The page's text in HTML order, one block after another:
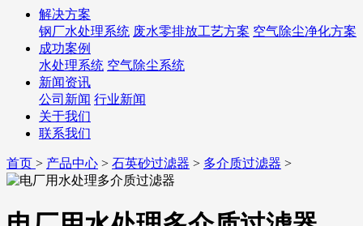
解决方案
钢厂水处理系统 废水零排放工艺方案 空气除尘净化方案
成功案例
水处理系统 空气除尘系统
新闻资讯
公司新闻 行业新闻
关于我们
联系我们
首页 > 产品中心 > 石英砂过滤器 > 多介质过滤器 >